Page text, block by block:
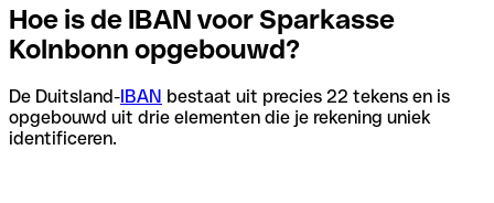
Hoe is de IBAN voor Sparkasse
Kolnbonn opgebouwd?
De Duitsland-IBAN bestaat uit precies 22 tekens en is
opgebouwd uit drie elementen die je rekening uniek
identificeren.